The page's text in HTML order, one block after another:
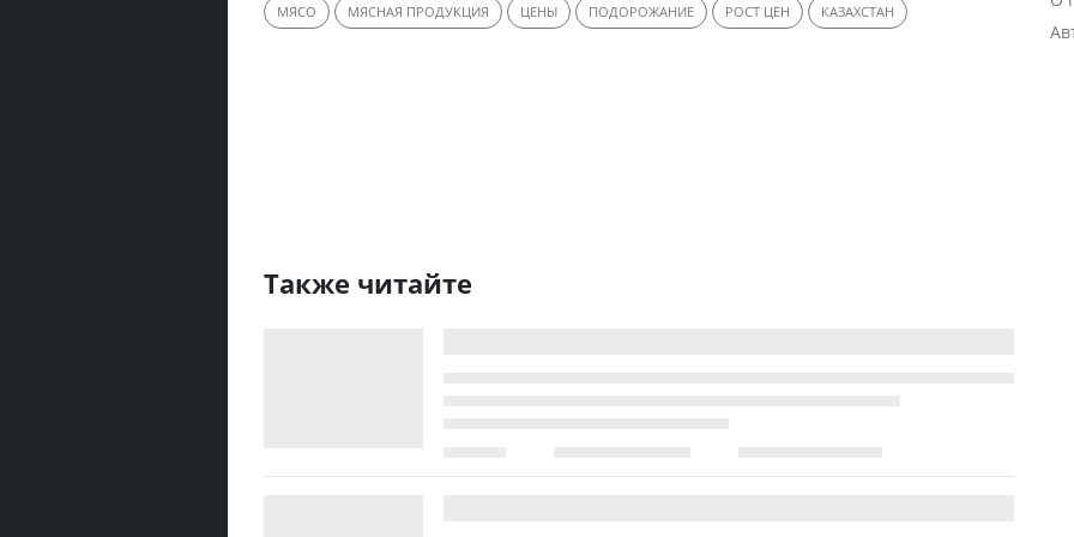
МЯСО МЯСНАЯ ПРОДУКЦИЯ ЦЕНЫ ПОДОРОЖАНИЕ РОСТ ЦЕН КАЗАХСТАН
Также читайте